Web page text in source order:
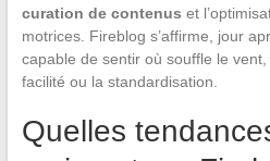
curation de contenus et
motrices. Fireblog s’affirme, jour
capable de sentir où souffle le
facilité ou la standardisation.
Quelles